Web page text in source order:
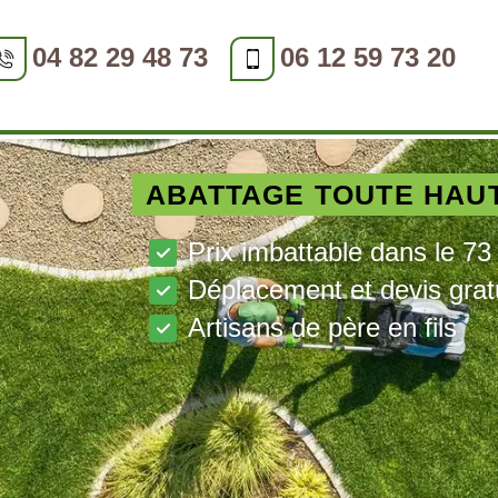
04 82 29 48 73 06 12 59 73 20
ABATTAGE TOUTE
Prix imbattable dans le 73
Déplacement et devis
Artisans de père en fils